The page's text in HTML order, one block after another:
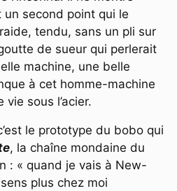
un second point qui le
tendu, sans un pli sur
de sueur qui perlerait
machine, une belle
à cet homme-machine
vie sous l’acier.
le prototype du bobo qui
, la chaîne mondaine du
: « quand je vais à New-
plus chez moi